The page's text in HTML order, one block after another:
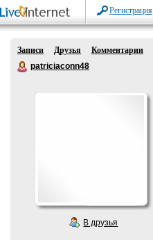
Регистрация
Записи Друзья
Комментарии
patriciaconn48
В друзья